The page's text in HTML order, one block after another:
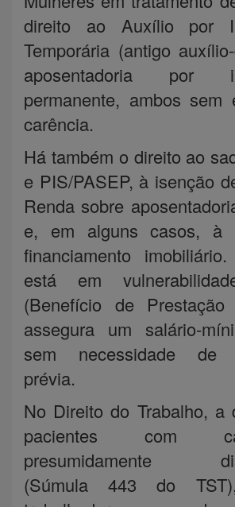
direito ao Auxílio por
Temporária (antigo
aposentadoria por
permanente, ambos sem
carência.
Há também o direito ao
e PIS/PASEP, à isenção
Renda sobre
e, em alguns casos, à
financiamento
está em
(Benefício de Prestação
assegura um salário-
sem necessidade de
prévia.
No Direito do Trabalho, a
pacientes com
presumidamente
(Súmula 443 do